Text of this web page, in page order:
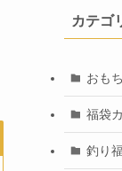
カテゴ
おも
福袋
釣り